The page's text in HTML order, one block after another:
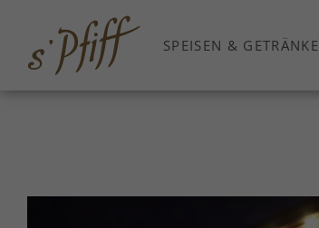
SPEISEN & GETRÄNKE